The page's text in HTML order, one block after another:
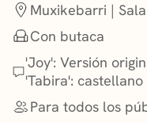
Muxikebarri |
Con butaca
'Joy': Versión
'Tabira': castellano
Para todos los